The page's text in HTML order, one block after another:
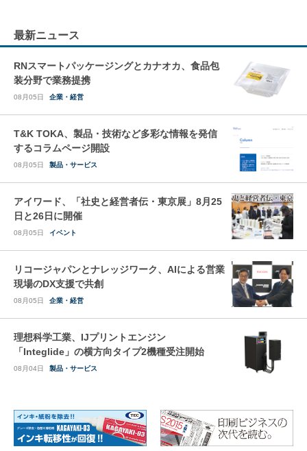
最新ニュース
RNスマートパッケージングとカナオカ、食品包
装分野で業務提携
08月05日 企業・経営
T&K TOKA、製品・技術など多彩な情報を発信
するコラムページ開設
08月05日 製品・サービス
アイワード、「社史と経営者伝・東京展」8月25
日と26日に開催
08月05日 イベント
リコージャパンとナレッジワーク、AIによる営業
現場のDX支援で共創
08月05日 企業・経営
理想科学工業、IJプリントエンジン
「Integlide」の横方向タイプ2機種受注開始
08月04日 製品・サービス